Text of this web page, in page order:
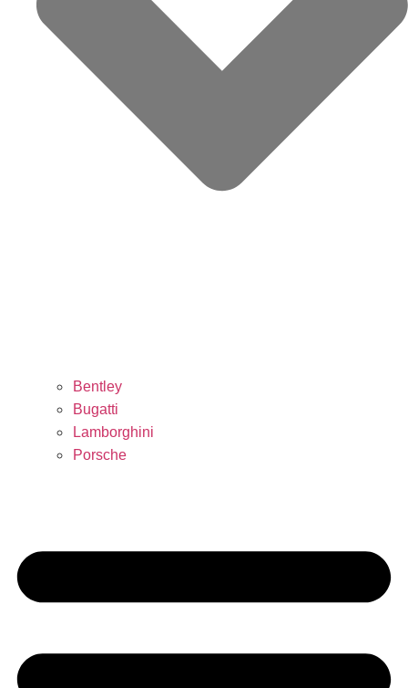
Bentley
Bugatti
Lamborghini
Porsche